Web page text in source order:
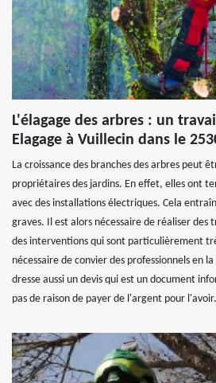
L'élagage des arbres : un
Elagage à Vuillecin dans le
La croissance des branches des arbres peut
propriétaires des jardins. En effet, elles ont
avec des installations électriques. Cela
graves. Il est alors nécessaire de réaliser des
des interventions qui sont particulièrement
nécessaire de convier des professionnels en
dresse aussi un devis qui est un document
pas de raison de payer de l'argent pour l'avoir.